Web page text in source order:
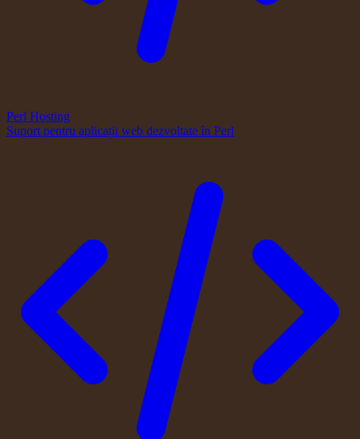
Perl Hosting
Suport pentru aplicații web dezvoltate în Perl